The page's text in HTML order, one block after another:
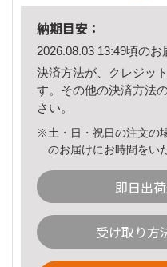
納期目安：
2026.08.03 13:49頃のお
決済方法が、クレジッ
す。その他の決済方法
さい。
※土・日・祝日の注文の
のお届けにお時間をい
即日出
受け取り方